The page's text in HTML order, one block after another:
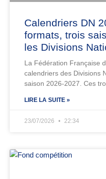
Calendriers DN
formats, trois
les Divisions
La Fédération Française
calendriers des Divisions
saison 2026-2027. Ces
LIRE LA SUITE »
23/07/2026 22:34